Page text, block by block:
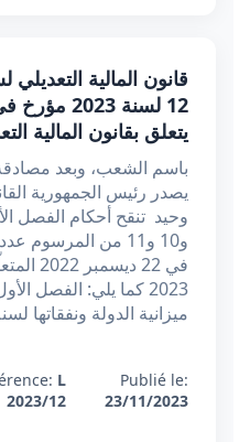
يتعلق بقانون المالية
باسم الشعب، وبعد
يصدر رئيس الجمهورية
في 22
2023 كما يلي: الفصل
ميزانية الدولة ونفقاتها لسنة 2023 كما يلي: -
Publié le:
23/11/2023
L
2023/12